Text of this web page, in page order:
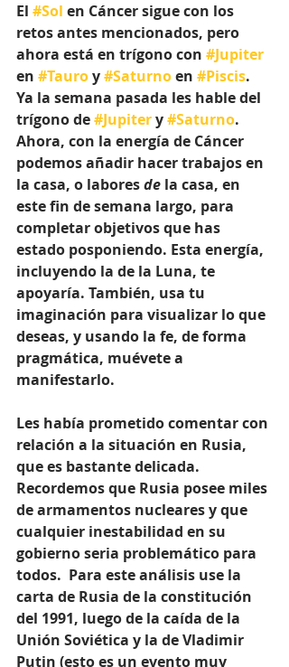
El #Sol en Cáncer sigue con los
retos antes mencionados, pero
ahora está en trígono con #Jupiter
en #Tauro y #Saturno en #Piscis.
Ya la semana pasada les hable del
trígono de #Jupiter y #Saturno.
Ahora, con la energía de Cáncer
podemos añadir hacer trabajos en
la casa, o labores de la casa, en
este fin de semana largo, para
completar objetivos que has
estado posponiendo. Esta energía,
incluyendo la de la Luna, te
apoyaría. También, usa tu
imaginación para visualizar lo que
deseas, y usando la fe, de forma
pragmática, muévete a
manifestarlo.
Les había prometido comentar con
relación a la situación en Rusia,
que es bastante delicada.
Recordemos que Rusia posee miles
de armamentos nucleares y que
cualquier inestabilidad en su
gobierno seria problemático para
todos.  Para este análisis use la
carta de Rusia de la constitución
del 1991, luego de la caída de la
Unión Soviética y la de Vladimir
Putin (esto es un evento muy